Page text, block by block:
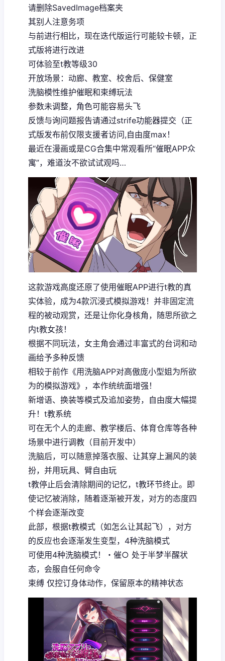
请删除SavedImage档案夹
其别人注意务项
与前进行相比，现在迭代版运行可能较卡顿，正
式版将进行改进
可体验至t教等级30
开放场景：动廊、教室、校舍后、保健室
洗脑模性维护催眠和束缚玩法
参数未调整，角色可能容易头飞
反馈与询问题报告请通过strife功能器提交（正
式版发布前仅限支援者访问,自由度max！
最近在漫画或是CG合集中常观看所“催眠APP众
寓”，难道汝不欲试试观吗…
这款游戏高度还原了使用催眠APP进行t教的真
实体验，成为4款沉浸式模拟游戏！并非固定流
程的被动观赏，还是让你化身核角，随思所欲之
内t教女孩！
根据不同玩法，女主角会通过丰富式的台词和动
画给予多种反馈
相较于前作《用洗脑APP对高傲庞小型姐为所欲
为的模拟游戏》，本作统统面增强！
新增语、换装等模式及追加姿势，自由度大幅提
升！t教系统
可在无个人的走廊、教学楼后、体育仓库等各种
场景中进行调教（目前开发中）
洗脑后，可以随意掉落衣服、让其穿上漏风的装
扮，并用玩具、臂自由玩
t教停止后会清除期间的记忆，t教环节终止。即
使记忆被消除，随着逐渐被开发，对方的态度四
个样会逐渐改变
此部，根据t教模式（如怎么让其起飞），对方
的反应也会逐渐发生变型，4种洗脑模式
可使用4种洗脑模式！・催○ 处于半梦半醒状
态，会服自任何命令
束缚 仅控订身体动作，保留原本的精神状态